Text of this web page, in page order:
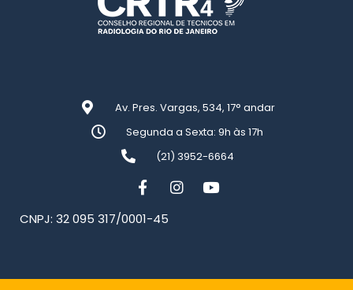
Av. Pres. Vargas, 534, 17° andar
Segunda a Sexta: 9h às 17h
(21) 3952-6664
CNPJ: 32 095 317/0001-45